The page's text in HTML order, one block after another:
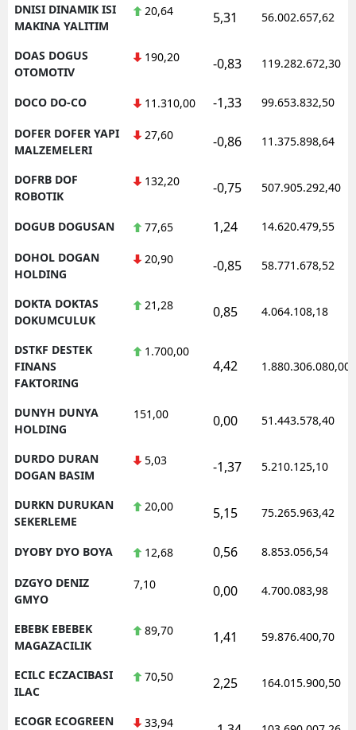
DNISI DINAMIK ISI
MAKINA YALITIM
20,64 5,31 56.002.657,62
DOAS DOGUS
OTOMOTIV
190,20 -0,83 119.282.672,30
DOCO DO-CO 11.310,00 -1,33 99.653.832,50
DOFER DOFER YAPI
MALZEMELERI
27,60 -0,86 11.375.898,64
DOFRB DOF
ROBOTIK
132,20 -0,75 507.905.292,40
DOGUB DOGUSAN 77,65 1,24 14.620.479,55
DOHOL DOGAN
HOLDING
20,90 -0,85 58.771.678,52
DOKTA DOKTAS
DOKUMCULUK
21,28 0,85 4.064.108,18
DSTKF DESTEK
FINANS
FAKTORING
1.700,00
4,42 1.880.306.080,00
DUNYH DUNYA
HOLDING
151,00 0,00 51.443.578,40
DURDO DURAN
DOGAN BASIM
5,03 -1,37 5.210.125,10
DURKN DURUKAN
SEKERLEME
20,00 5,15 75.265.963,42
DYOBY DYO BOYA 12,68 0,56 8.853.056,54
DZGYO DENIZ
GMYO
7,10 0,00 4.700.083,98
EBEBK EBEBEK
MAGAZACILIK
89,70 1,41 59.876.400,70
ECILC ECZACIBASI
ILAC
70,50 2,25 164.015.900,50
ECOGR ECOGREEN
33,94